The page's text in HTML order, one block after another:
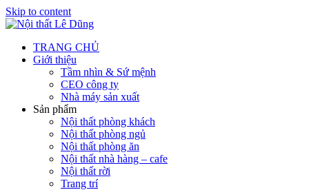
Skip to content
TRANG CHỦ
Giới thiệu
Tầm nhìn & Sứ mệnh
CEO công ty
Nhà máy sản xuất
Sản phẩm
Nội thất phòng khách
Nội thất phòng ngủ
Nội thất phòng ăn
Nội thất nhà hàng – cafe
Nội thất rời
Trang trí